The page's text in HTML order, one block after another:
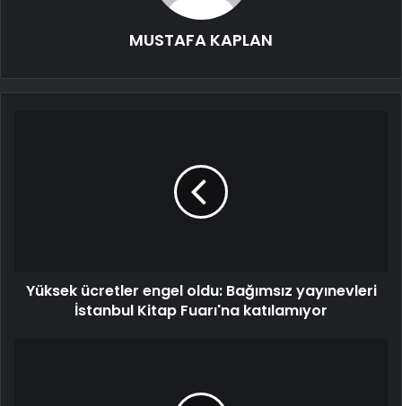
MUSTAFA KAPLAN
Yüksek ücretler engel oldu: Bağımsız yayınevleri
İstanbul Kitap Fuarı'na katılamıyor